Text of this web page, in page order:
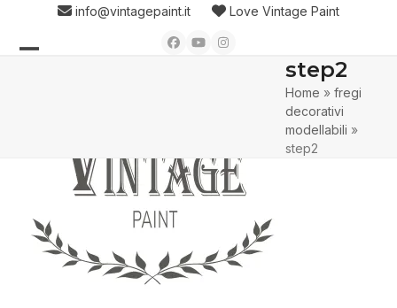
content
info@vintagepaint.it Love Vintage Paint
Facebook
YouTubeInstagram
step2
Home »fregi
decorativi
modellabili »
step2